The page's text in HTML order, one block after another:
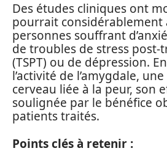
Des études cliniques ont
pourrait considérablement
personnes souffrant
de troubles de stress post-
(TSPT) ou de dépression.
l’activité de l’amygdale,
cerveau liée à la peur, son
soulignée par le bénéfice
patients traités.
Points clés à retenir :